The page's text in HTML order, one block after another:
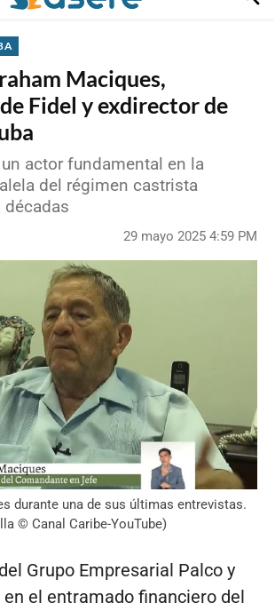
Maciques,
Fidel y exdirector de
actor fundamental en la
del régimen castrista
décadas
29 mayo 2025 4:59 PM
durante una de sus últimas entrevistas.
© Canal Caribe-YouTube)
Grupo Empresarial Palco y
el entramado financiero del